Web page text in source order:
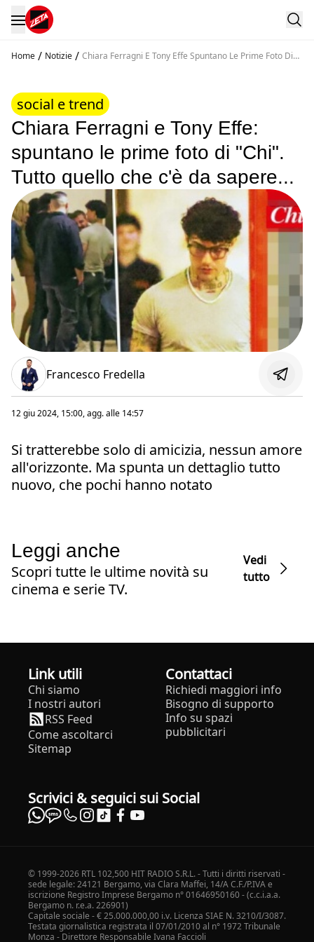
Home / Notizie / Chiara Ferragni E Tony Effe Spuntano Le Prime Foto Di
social e trend
Chiara Ferragni e Tony Effe:
spuntano le prime foto di "Chi".
Tutto quello che c'è da sapere...
Francesco Fredella
12 giu 2024, 15:00, agg. alle 14:57
Si tratterebbe solo di amicizia, nessun amore
all'orizzonte. Ma spunta un dettaglio tutto
nuovo, che pochi hanno notato
Leggi anche
Scopri tutte le ultime novità su
cinema e serie TV.
Vedi
tutto
Link utili
Chi siamo
I nostri autori
RSS Feed
Come ascoltarci
Sitemap
Contattaci
Richiedi maggiori info
Bisogno di supporto
Info su spazi
pubblicitari
Scrivici & seguici sui Social
© 1999-2026 RTL 102,500 HIT RADIO S.R.L. - Tutti i diritti riservati -
sede legale: 24121 Bergamo, via Clara Maffei, 14/A C.F./P.IVA e
iscrizione Registro Imprese Bergamo n° 01646950160 - (c.c.i.a.a.
Bergamo n. r.e.a. 226901)
Capitale sociale - € 25.000.000,00 i.v. Licenza SIAE N. 3210/I/3087.
Testata giornalistica registrata il 07/01/2010 al n° 1972 Tribunale
Monza - Direttore Responsabile Ivana Faccioli